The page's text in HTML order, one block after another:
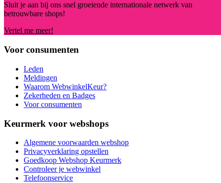
Sluit je aan bij ons snel groeiende internationale netwerk van
betrouwbare shops!
Vertel me meer!
Voor consumenten
Leden
Meldingen
Waarom WebwinkelKeur?
Zekerheden en Badges
Voor consumenten
Keurmerk voor webshops
Algemene voorwaarden webshop
Privacyverklaring opstellen
Goedkoop Webshop Keurmerk
Controleer je webwinkel
Telefoonservice